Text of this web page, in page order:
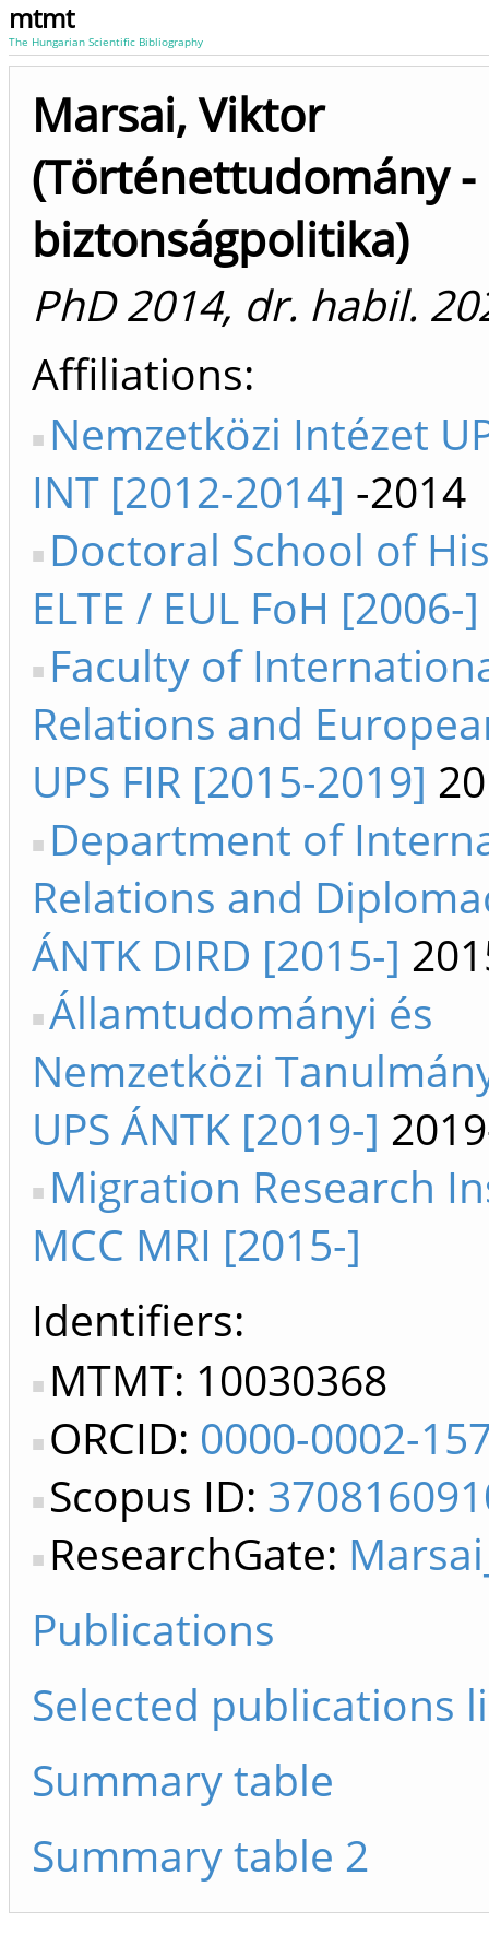
mtmt
The Hungarian Scientific Bibliography
Marsai, Viktor
(Történettudomány -
biztonságpolitika)
PhD 2014, dr. habil.
Affiliations
Nemzetközi Intézet
INT [2012-2014] -2014
Doctoral School of
ELTE / EUL FoH [2006-]
Faculty of
Relations and
UPS FIR [2015-2019]
Department of
Relations and
ÁNTK DIRD [2015-]
Államtudományi és
Nemzetközi
UPS ÁNTK [2019-]
Migration Research
MCC MRI [2015-]
Identifiers
MTMT: 10030368
ORCID: 0000-0002-
Scopus ID:
ResearchGate:
Publications
Selected publications
Summary table
Summary table 2